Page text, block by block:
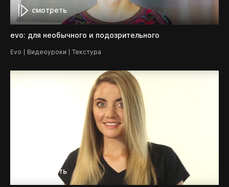
смотреть
evo: для необычного и подозрительного
Evo Видеоуроки Текстура
смотреть